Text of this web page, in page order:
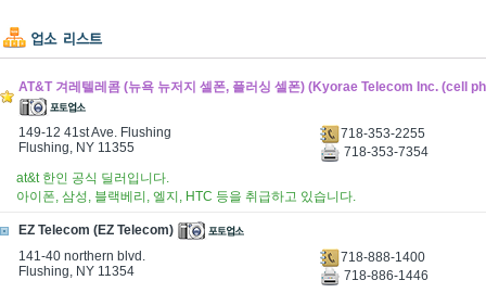
AT&T 겨레텔레콤 (뉴욕 뉴저지 셀폰, 플러싱 셀폰) (Kyorae Telecom Inc. (cell
149-12 41st Ave. Flushing
Flushing, NY 11355
718-353-2255
718-353-7354
at&t 한인 공식 딜러입니다.
아이폰, 삼성, 블랙베리, 엘지, HTC 등을 취급하고 있습니다.
EZ Telecom (EZ Telecom)
141-40 northern blvd.
Flushing, NY 11354
718-888-1400
718-886-1446